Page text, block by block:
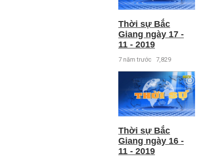
Thời sự Bắc
Giang ngày 17 -
11 - 2019
7 năm trước 7,829
Thời sự Bắc
Giang ngày 16 -
11 - 2019